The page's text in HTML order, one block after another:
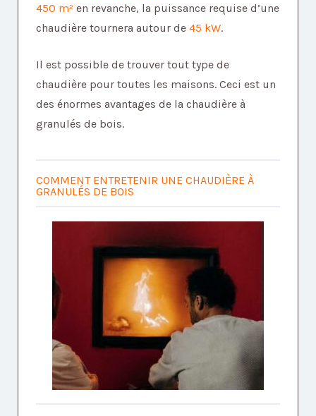
450 m² en revanche, la puissance requise d’une
chaudière tournera autour de 45 kW.
Il est possible de trouver tout type de
chaudière pour toutes les maisons. Ceci est un
des énormes avantages de la chaudière à
granulés de bois.
COMMENT ENTRETENIR UNE CHAUDIÈRE À
GRANULÉS DE BOIS